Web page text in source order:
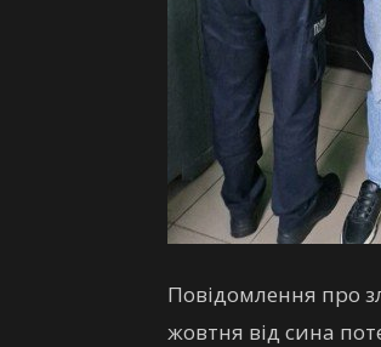
Повідомлення про
жовтня від сина